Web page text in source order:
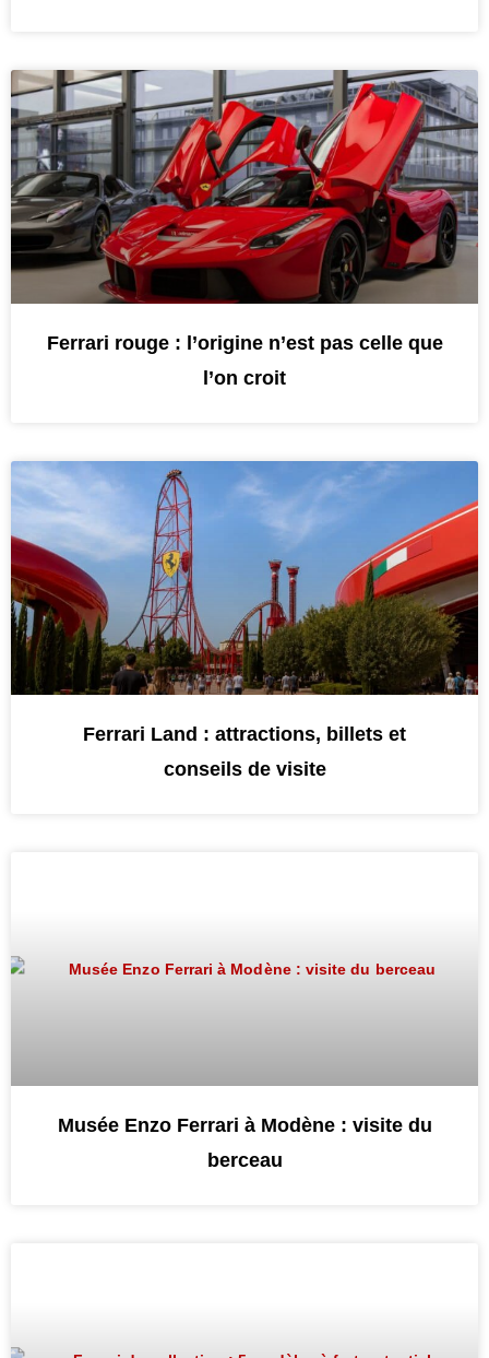
Ferrari rouge : l’origine n’est pas celle que
l’on croit
Ferrari Land : attractions, billets et
conseils de visite
Musée Enzo Ferrari à Modène : visite du
berceau